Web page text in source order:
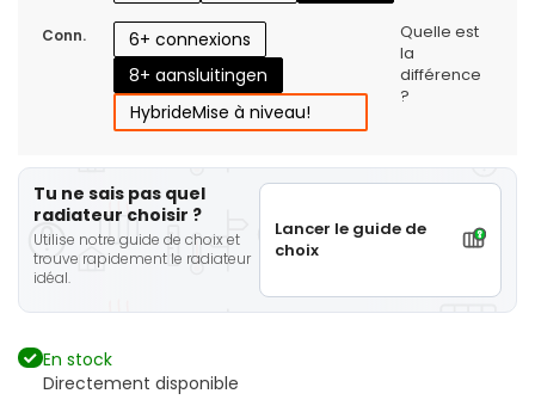
Conn.
6+ connexions
8+ aansluitingen
HybrideMise à niveau!
Quelle est
la
différence
?
Tu ne sais pas quel
radiateur choisir ?
Utilise notre guide de choix et
trouve rapidement le radiateur
idéal.
Lancer le guide de
choix
En stock
Directement disponible